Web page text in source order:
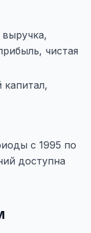
чистая
с 1995 по
доступна